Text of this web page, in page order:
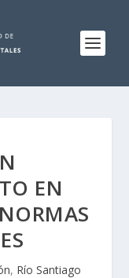
EN
, Río Santiago